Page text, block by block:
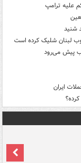
علیه ترامپ
شنید
پیش می‌رود
ایران